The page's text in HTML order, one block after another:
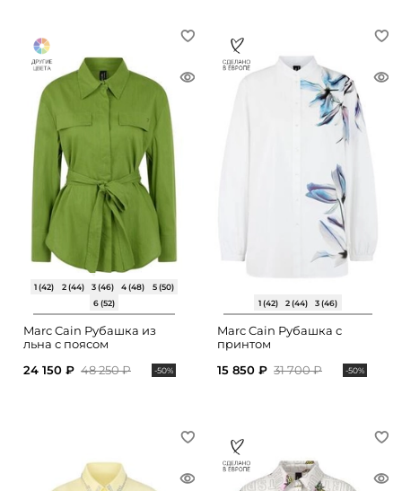
1 (42) 2 (44) 3 (46) 4 (48)
5 (50)
6 (52)
Marc Cain Рубашка из
льна с поясом
24 150 ₽ 48 250 ₽ -50%
1 (42) 2 (44) 3 (46)
Marc Cain Рубашка с
принтом
15 850 ₽ 31 700 ₽ -50%